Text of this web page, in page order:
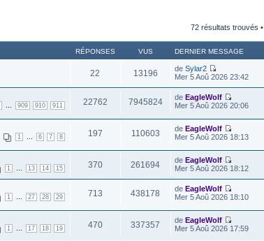
72 résultats trouvés •
RÉPONSES VUS DERNIER MESSAGE
22 13196 de Sylar2
Mer 5 Aoû 2026 23:42
909 910 911 22762 7945824 de EagleWolf
Mer 5 Aoû 2026 20:06
1 6 7 8 197 110603 de EagleWolf
Mer 5 Aoû 2026 18:13
1 13 14 15 370 261694 de EagleWolf
Mer 5 Aoû 2026 18:12
1 27 28 29 713 438178 de EagleWolf
Mer 5 Aoû 2026 18:10
1 17 18 19 470 337357 de EagleWolf
Mer 5 Aoû 2026 17:59